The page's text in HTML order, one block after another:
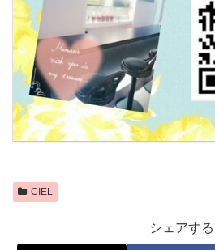
CIEL
シェアする